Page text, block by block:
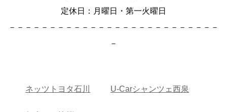
定休日：月曜日・第一火曜日
－－－－－－－－－－－－－－－－－－－－－－－－－－
－
ネッツトヨタ石川 U-Carシャンツェ西泉